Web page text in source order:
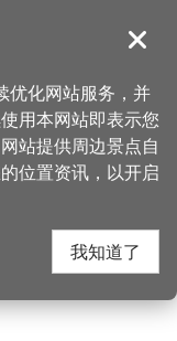
導覽
店家
关闭
优化网站服务，并
用本网站即表示您
站提供周边景点自
位置资讯，以开启
我知道了